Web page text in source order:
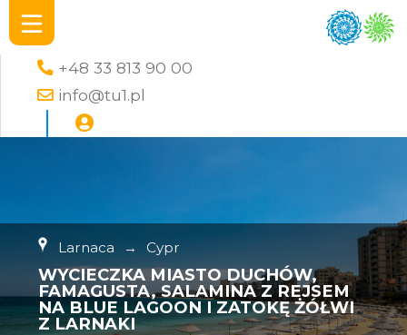
+48 33 813 90 00
info@tu1.pl
Larnaca → Cypr
WYCIECZKA MIASTO DUCHÓW,
FAMAGUSTA, SALAMINA Z REJSEM
NA BLUE LAGOON I ZATOKĘ ŻÓŁWI
Z LARNAKI